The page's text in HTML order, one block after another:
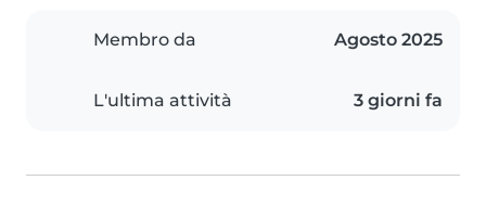
Membro da Agosto 2025
L'ultima attività 3 giorni fa